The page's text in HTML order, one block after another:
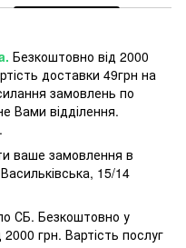
Безкоштовно від 2000
доставки 49грн на
замовлень по
Вами відділення.
ваше замовлення в
15/14
СБ. Безкоштовно у
грн. Вартість послуг